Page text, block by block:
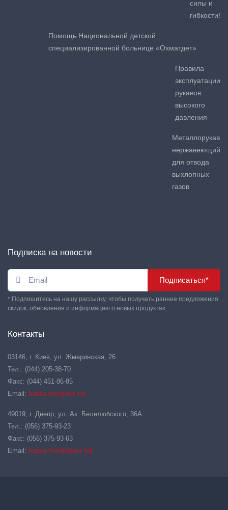
силы и
гибкости!
Помощь Национальной детской
специализированной больнице «Охматдет»
Правила
эксплуатации
рукавов
высокого
давления
Металлорукав
нержавеющий
для отвода
выхлопных
газов
Подписка на новости
Подписаться*
* Подпишитесь на нашу рассылку, чтобы получать ранние предложения
скидок, обновления и информацию о новых продуктах.
Контакты
03146, г. Киев, ул. Жмеринская, 26
Тел.: (044) 205-38-70
Факс: (044) 451-86-85
Email: hansa-flex@ukr.net
49019, г. Днепр, ул. Ак. Белелюбского, 36А
Тел.: (056) 375-93-23
Факс: (056) 375-93-63
Email: hansa-flexdn@ukr.net